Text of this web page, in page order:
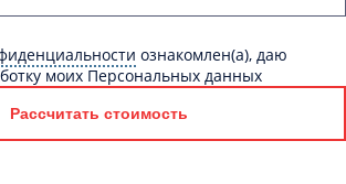
ознакомлен(а), даю
моих Персональных данных
Рассчитать стоимость